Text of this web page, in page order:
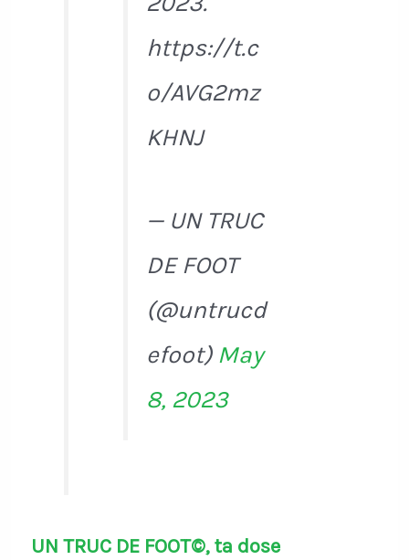
https://t.c
o/AVG2mz
KHNJ
— UN TRUC
DE FOOT
(@untrucd
efoot) May
8, 2023
UN TRUC DE FOOT©, ta dose